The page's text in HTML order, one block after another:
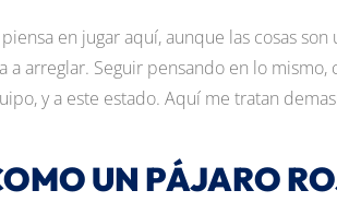
en jugar aquí, aunque las cosas
a arreglar. Seguir pensando en lo
y a este estado. Aquí me tratan
UN PÁJARO